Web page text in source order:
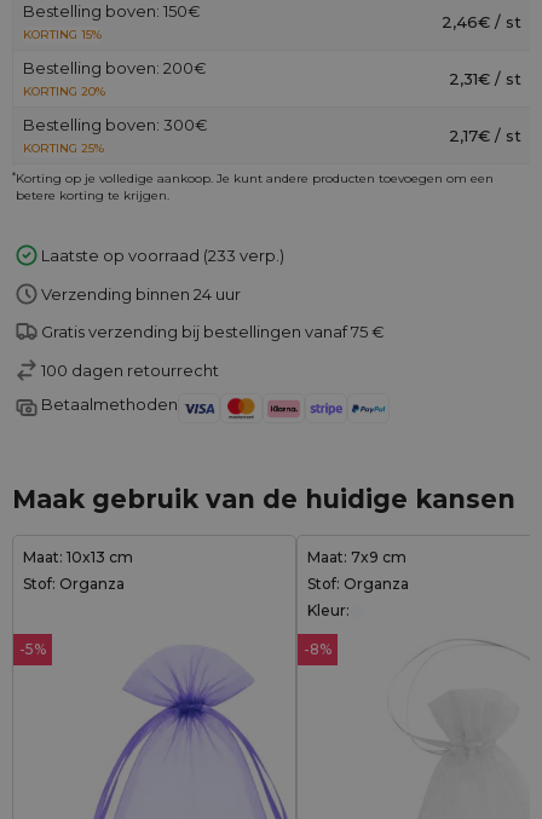
Bestelling boven: 150€
KORTING 15%
2,46€ / st
Bestelling boven: 200€
KORTING 20%
2,31€ / st
Bestelling boven: 300€
KORTING 25%
2,17€ / st
*Korting op je volledige aankoop. Je kunt andere producten toevoegen om een
betere korting te krijgen.
Laatste op voorraad (233 verp.)
Verzending binnen 24 uur
Gratis verzending bij bestellingen vanaf 75 €
100 dagen retourrecht
Betaalmethoden
Maak gebruik van de huidige kansen
Maat: 10x13 cm
Stof: Organza
-5%
Maat: 7x9 cm
Stof: Organza
Kleur:
-8%